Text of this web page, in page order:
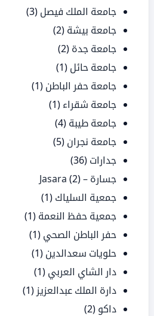
جامعة الملك فيصل (3)
جامعة بيشة (2)
جامعة جدة (2)
جامعة حائل (1)
جامعة حفر الباطن (1)
جامعة شقراء (1)
جامعة طيبة (4)
جامعة نجران (5)
جدارات (36)
جسارة – Jasara(2)
جمعية السلياك (1)
جمعية حفظ النعمة (1)
حفر الباطن الصحي (1)
حلويات سعدالدين (1)
دار الشاي العربي (1)
دارة الملك عبدالعزيز (1)
داكو (2)